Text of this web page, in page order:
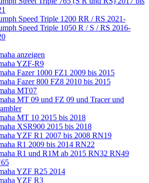
Speed Triple 1200 RR / RS 2021-
Speed Triple 1050 R / S / RS 2016-
anzeigen
YZF-R9
Fazer 1000 FZ1 2009 bis 2015
Fazer 800 FZ8 2010 bis 2015
MT07
MT 09 und FZ 09 und Tracer und
MT 10 2015 bis 2018
XSR900 2015 bis 2018
YZF R1 2007 bis 2008 RN19
R1 2009 bis 2014 RN22
R1 und R1M ab 2015 RN32 RN49
YZF R25 2014
YZF R3